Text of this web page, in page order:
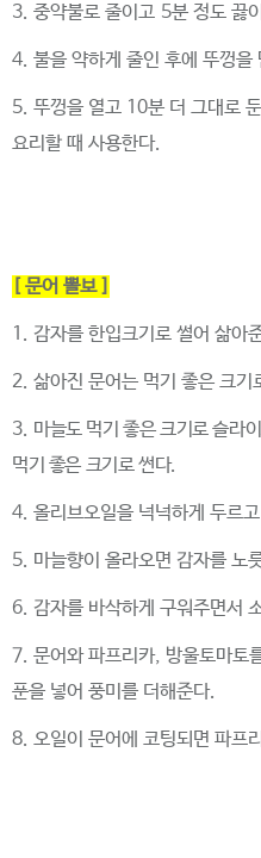
3. 중약불로 줄이고 5분 정도 끓
4. 불을 약하게 줄인 후에 뚜껑을
5. 뚜껑을 열고 10분 더 그대로
요리할 때 사용한다.
[ 문어 뽈보]
1. 감자를 한입크기로 썰어 삶아
2. 삶아진 문어는 먹기 좋은 크기
3. 마늘도 먹기 좋은 크기로 슬라
먹기 좋은 크기로 썬다.
4. 올리브오일을 넉넉하게 두르
5. 마늘향이 올라오면 감자를 노
6. 감자를 바삭하게 구워주면서
7. 문어와 파프리카, 방울토마토
푼을 넣어 풍미를 더해준다.
8. 오일이 문어에 코팅되면 파프